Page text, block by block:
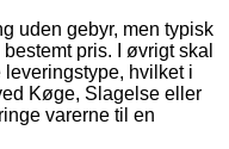
uden gebyr, men typisk
pris. I øvrigt skal
hvilket i
Køge, Slagelse eller
varerne til en